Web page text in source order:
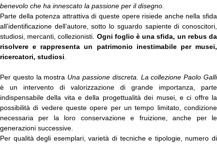
benevolo che ha innescato la passione per il disegno.
Parte della potenza attrattiva di queste opere risiede anche nella sfida
all’identificazione dell’autore, sotto lo sguardo sapiente di conoscitori,
studiosi, mercanti, collezionisti. Ogni foglio è una sfida, un rebus da
risolvere e rappresenta un patrimonio inestimabile per musei,
ricercatori, studiosi
Per questo la mostra Una passione discreta. La collezione Paolo Galli
è un intervento di valorizzazione di grande importanza, parte
indispensabile della vita e della progettualità dei musei, e ci offre la
possibilità di vedere queste opere per un tempo limitato, condizione
necessaria per la loro conservazione e fruizione, anche per le
generazioni successive.
Per qualità degli esemplari, varietà di tecniche e tipologie, numero di